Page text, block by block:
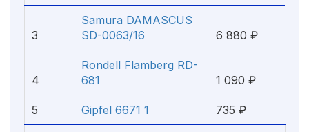
3
Samura DAMASCUS
SD-0063/16
6 880 ₽
4
Rondell Flamberg RD-
681
1 090 ₽
5 Gipfel 6671 1 735 ₽